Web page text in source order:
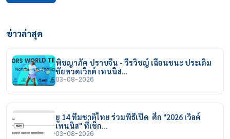
ข่าวล่าสุด
พิชญาภัค ปราบจีน - วีรวิชญ์ เฉือนชนะ ประเดิม
ชัยหวดเวิลด์ เทนนิส…
03-08-2026
ยู 14 ทีมชาติไทย ร่วมพิธีเปิด ศึก "2026 เวิลด์
เทนนิส" ที่เช็ก…
03-08-2026